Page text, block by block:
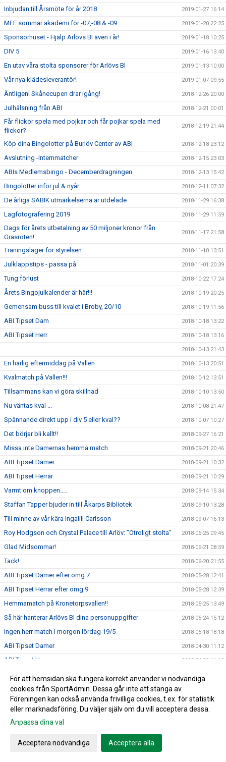
Inbjudan till Årsmöte för år 2018 2019-01-27 16:14
MFF sommar akademi för -07,-08 & -09 2019-01-20 22:25
Sponsorhuset - Hjälp Arlövs BI även i år! 2019-01-18 10:25
DIV 5 2019-01-16 13:40
En utav våra stolta sponsorer för Arlövs BI 2019-01-13 10:00
Vår nya klädesleverantör! 2019-01-07 09:55
Äntligen! Skånecupen drar igång! 2018-12-26 20:00
Julhälsning från ABI 2018-12-21 00:01
Får flickor spela med pojkar och får pojkar spela med
flickor?
2018-12-19 21:44
Köp dina Bingolotter på Burlöv Center av ABI 2018-12-18 23:12
Avslutning -Internmatcher 2018-12-15 23:03
ABIs Medlemsbingo - Decemberdragningen 2018-12-13 15:42
Bingolotter inför jul & nyår 2018-12-11 07:32
De årliga SABIK utmärkelserna är utdelade 2018-11-29 16:38
Lagfotografering 2019 2018-11-29 11:59
Dags för årets utbetalning av 50 miljoner kronor från
Gräsroten!
2018-11-17 21:58
Träningsläger för styrelsen 2018-11-10 13:51
Julklappstips - passa på 2018-11-01 20:39
Tung förlust 2018-10-22 17:24
Årets Bingojulkalender är här!!! 2018-10-19 20:25
Gemensam buss till kvalet i Broby, 20/10 2018-10-19 11:56
ABI Tipset Dam 2018-10-18 13:22
ABI Tipset Herr 2018-10-18 13:16
2018-10-13 21:43
En härlig eftermiddag på Vallen 2018-10-13 20:51
Kvalmatch på Vallen!!! 2018-10-12 13:51
Tillsammans kan vi göra skillnad 2018-10-10 13:50
Nu väntas kval ... 2018-10-08 21:47
Spännande direkt upp i div 5 eller kval?? 2018-10-07 10:27
Det börjar bli kallt!! 2018-09-27 16:21
Missa inte Damernas hemma match 2018-09-21 20:46
ABI Tipset Damer 2018-09-21 10:32
ABI Tipset Herrar 2018-09-21 10:29
Varmt om knoppen..... 2018-09-14 15:34
Staffan Tapper bjuder in till Åkarps Bibliotek 2018-09-10 13:28
Till minne av vår kära Ingalill Carlsson 2018-09-07 16:13
Roy Hodgson och Crystal Palace till Arlöv: ”Otroligt stolta” 2018-06-25 09:45
Glad Midsommar! 2018-06-21 08:59
Tack! 2018-06-20 21:55
ABI Tipset Damer efter omg 7 2018-05-28 12:41
ABI Tipset Herrar efter omg 9 2018-05-28 12:39
Hemmamatch på Kronetorpsvallen!! 2018-05-25 13:49
Så här hanterar Arlövs BI dina personuppgifter 2018-05-24 15:12
Ingen herr match i morgon lördag 19/5 2018-05-18 18:18
ABI Tipset Damer 2018-04-30 11:12
ABI Tipset Herrar 2018-04-30 11:10
Herrseniorer spelar hemma i kväll! 2018-04-23 14:52
Hemma premiär för vårt Damlag!!!
Missa inte årets ABI cup den 30 juni 2018-04-17 10:52
Ett rykande färskt ABI blad....
För att hemsidan ska fungera korrekt använder vi nödvändiga
cookies från SportAdmin. Dessa går inte att stänga av.
Föreningen kan också använda frivilliga cookies, t.ex. för statistik
eller marknadsföring. Du väljer själv om du vill acceptera dessa.
Anpassa dina val
Acceptera nödvändiga Acceptera alla